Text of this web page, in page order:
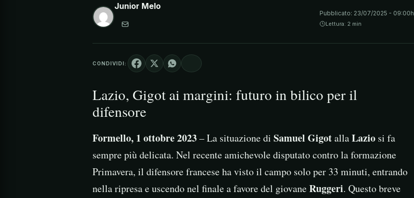
Junior Melo
Pubblicato: 23/07/2025 - 09:00h
Lettura: 2 min
CONDIVIDI:
Lazio, Gigot ai margini: futuro in bilico per il
difensore
Formello, 1 ottobre 2023– La situazione di Samuel GigotallaLazio si fa
sempre più delicata. Nel recente amichevole disputato contro la formazione
Primavera, il difensore francese ha visto il campo solo per 33 minuti, entrando
nella ripresa e uscendo nel finale a favore del giovaneRuggeri. Questo breve